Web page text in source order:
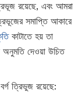
রয়েছে, এবং আমরা
সমাপ্তি আকারে
কাটাতে হয় তা
অনুমতি দেওয়া উচিত
ত্রিভুজ রয়েছে: